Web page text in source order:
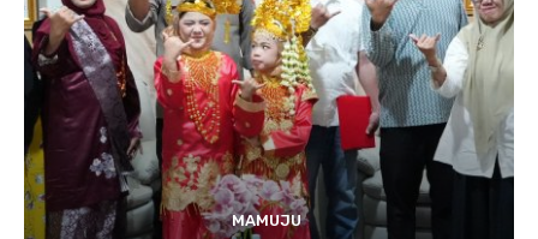
MAMUJU